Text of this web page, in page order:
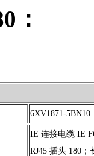
：
6XV1871-5BN10
IE 连接电缆 IE
RJ45 插头 180；